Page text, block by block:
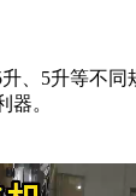
5升等不
。